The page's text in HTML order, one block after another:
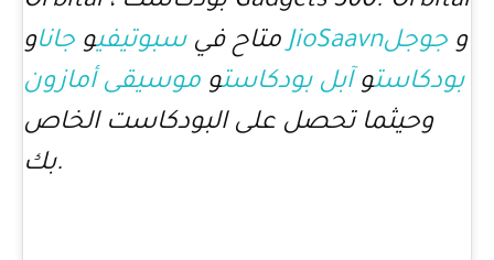
متاح فيسبوتيفيو جانا وJioSaavn و جوجل
بودكاستوآبل بودكاستو موسيقى أمازون
وحيثما تحصل على البودكاست الخاص
بك.